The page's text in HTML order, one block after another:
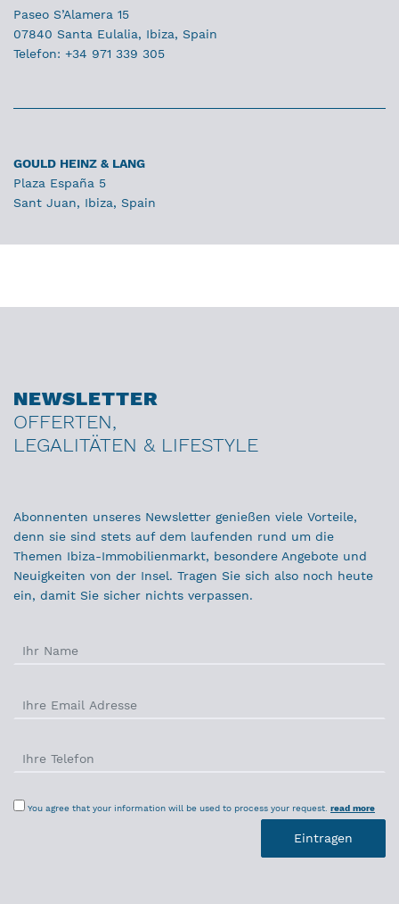
Paseo S’Alamera 15
07840 Santa Eulalia, Ibiza, Spain
Telefon: +34 971 339 305
GOULD HEINZ & LANG
Plaza España 5
Sant Juan, Ibiza, Spain
NEWSLETTER
OFFERTEN,
LEGALITÄTEN & LIFESTYLE
Abonnenten unseres Newsletter genießen viele Vorteile,
denn sie sind stets auf dem laufenden rund um die
Themen Ibiza-Immobilienmarkt, besondere Angebote und
Neuigkeiten von der Insel. Tragen Sie sich also noch heute
ein, damit Sie sicher nichts verpassen.
You agree that your information will be used to process your request. read more